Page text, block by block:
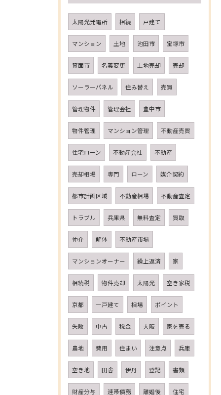
太陽光発電所 相続 戸建て
マンション 土地 池田市 宝塚市
箕面市 名義変更 土地売却 売却
ソーラーパネル 住み替え 売買
管理物件 管理会社 豊中市
物件管理 マンション管理 不動産売買
住宅ローン 不動産会社 不動産
売却相場 専門 ローン 媒介契約
都市計画区域 不動産相場 不動産査定
トラブル 兵庫県 無料査定 買取
仲介 解体 不動産市場
マンションオーナー 繰上返済 家
相続税 物件売却 太陽光 空き家税
京都 一戸建て 相場 ポイント
失敗 中古 税金 大阪 家を売る
農地 費用 住まい 注意点 兵庫
空き地 田舎 伊丹 登記 書類
財産分与 連帯債務 離婚後 住宅